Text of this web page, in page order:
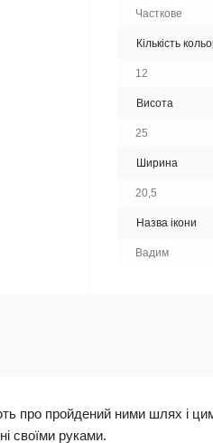
Часткове
Кількість
12
Висота
25
Ширина
20,5
Назва ікони
Вадим
про пройдений ними шлях і
своїми руками.